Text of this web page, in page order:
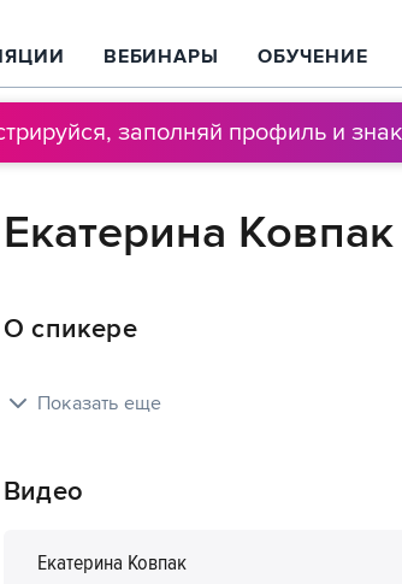
ВЕБИНАРЫ ОБУЧЕНИЕ
заполняй профиль и
Екатерина Ковпак
О спикере
Показать еще
Видео
Екатерина Ковпак